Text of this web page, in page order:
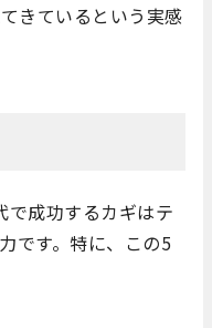
きているという実感
で成功するカギはテ
です。特に、この5